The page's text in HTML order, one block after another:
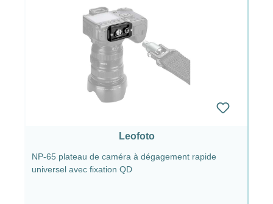
Leofoto
NP-65 plateau de caméra à dégagement rapide
universel avec fixation QD